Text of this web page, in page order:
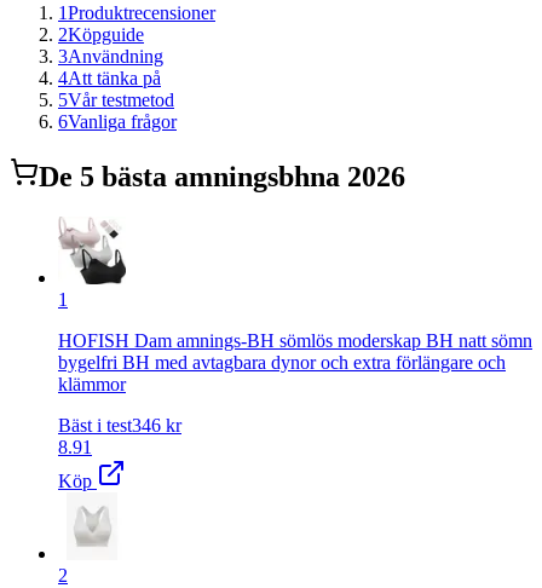
1Produktrecensioner
2Köpguide
3Användning
4Att tänka på
5Vår testmetod
6Vanliga frågor
De 5 bästa amningsbhna 2026
1
HOFISH Dam amnings-BH sömlös moderskap BH natt sömn
bygelfri BH med avtagbara dynor och extra förlängare och
klämmor
Bäst i test346 kr
8.91
Köp
2